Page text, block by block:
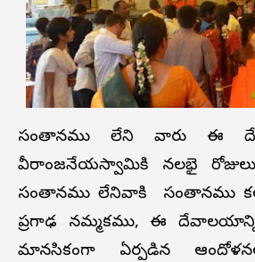
సంతానము లేని వారు ఈ
వీరాంజనేయస్వామికి నలభై
సంతానము లేనివారికి సంతానము
ప్రగాఢ నమ్మకము, ఈ దేవాలయాన్ని
మానసికంగా ఏర్పడిన